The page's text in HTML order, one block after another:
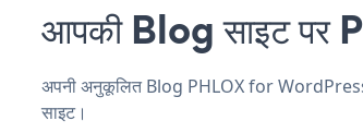
आपकी Blog साइट पर
अपनी अनुकूलित Blog PHLOX for WordPress
साइट।